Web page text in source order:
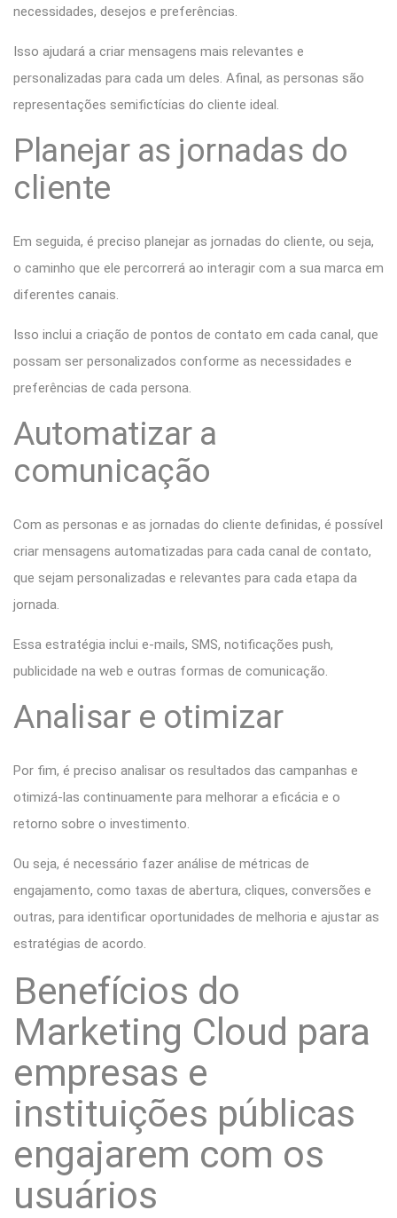
necessidades, desejos e preferências.
Isso ajudará a criar mensagens mais relevantes e
personalizadas para cada um deles. Afinal, as personas são
representações semifictícias do cliente ideal.
Planejar as jornadas do
cliente
Em seguida, é preciso planejar as jornadas do cliente, ou seja,
o caminho que ele percorrerá ao interagir com a sua marca em
diferentes canais.
Isso inclui a criação de pontos de contato em cada canal, que
possam ser personalizados conforme as necessidades e
preferências de cada persona.
Automatizar a
comunicação
Com as personas e as jornadas do cliente definidas, é possível
criar mensagens automatizadas para cada canal de contato,
que sejam personalizadas e relevantes para cada etapa da
jornada.
Essa estratégia inclui e-mails, SMS, notificações push,
publicidade na web e outras formas de comunicação.
Analisar e otimizar
Por fim, é preciso analisar os resultados das campanhas e
otimizá-las continuamente para melhorar a eficácia e o
retorno sobre o investimento.
Ou seja, é necessário fazer análise de métricas de
engajamento, como taxas de abertura, cliques, conversões e
outras, para identificar oportunidades de melhoria e ajustar as
estratégias de acordo.
Benefícios do
Marketing Cloud para
empresas e
instituições públicas
engajarem com os
usuários